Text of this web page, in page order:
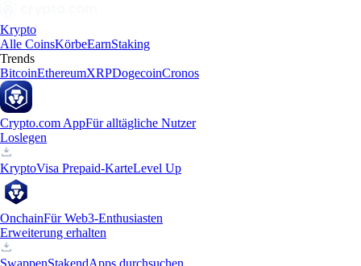
Krypto
Alle CoinsKörbeEarnStaking
Trends
BitcoinEthereumXRPDogecoinCronos
Crypto.com AppFür alltägliche Nutzer
Loslegen
KryptoVisa Prepaid-KarteLevel Up
OnchainFür Web3-Enthusiasten
Erweiterung erhalten
SwappenStakendApps durchsuchen